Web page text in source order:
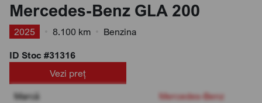
Mercedes-Benz GLA 200
2025 8.100 km
Benzina
ID Stoc #31316
Vezi preț
Marcă
Mercedes-Benz